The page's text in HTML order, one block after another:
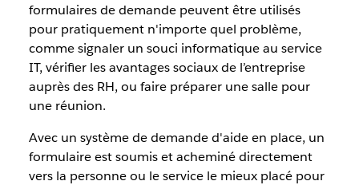
formulaires de demande peuvent être utilisés
pour pratiquement n'importe quel problème,
comme signaler un souci informatique au service
IT, vérifier les avantages sociaux de l’entreprise
auprès des RH, ou faire préparer une salle pour
une réunion.
Avec un système de demande d'aide en place, un
formulaire est soumis et acheminé directement
vers la personne ou le service le mieux placé pour